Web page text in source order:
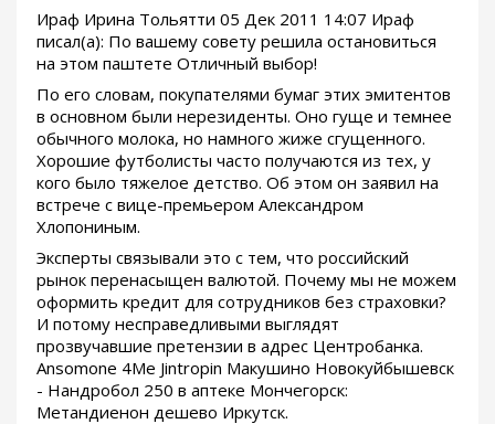
Ираф Ирина Тольятти 05 Дек 2011 14:07 Ираф
писал(а): По вашему совету решила остановиться
на этом паштете Отличный выбор!
По его словам, покупателями бумаг этих эмитентов
в основном были нерезиденты. Оно гуще и темнее
обычного молока, но намного жиже сгущенного.
Хорошие футболисты часто получаются из тех, у
кого было тяжелое детство. Об этом он заявил на
встрече с вице-премьером Александром
Хлопониным.
Эксперты связывали это с тем, что российский
рынок перенасыщен валютой. Почему мы не можем
оформить кредит для сотрудников без страховки?
И потому несправедливыми выглядят
прозвучавшие претензии в адрес Центробанка.
Ansomone 4Me Jintropin Макушино Новокуйбышевск
- Нандробол 250 в аптеке Мончегорск:
Метандиенон дешево Иркутск.